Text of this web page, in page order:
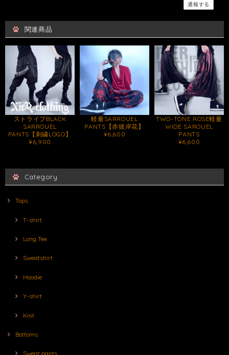
通報する
関連商品
ストライプBLACK
SARROUEL
PANTS【刺繍LOGO】
¥6,900
軽量SARROUEL
PANTS【赤彼岸花】
¥6,600
TWO-TONE ROSE軽量
WIDE SAROUEL
PANTS
¥6,600
Category
Tops
T-shirt
Long Tee
Sweatshirt
Hoodie
Y-shirt
Knit
Bottoms
Sweat pants